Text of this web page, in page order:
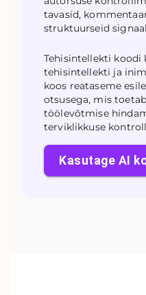
tavasid,
struktuurseid
Tehisintellekti koodi
tehisintellekti ja
koos reataseme
otsusega, mis
töölevõtmise
terviklikkuse
Kasutage AI